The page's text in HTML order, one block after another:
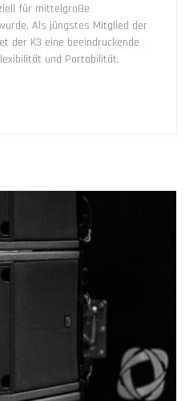
für mittelgroße
Als jüngstes Mitglied der
der K3 eine beeindruckende
und Portabilität.